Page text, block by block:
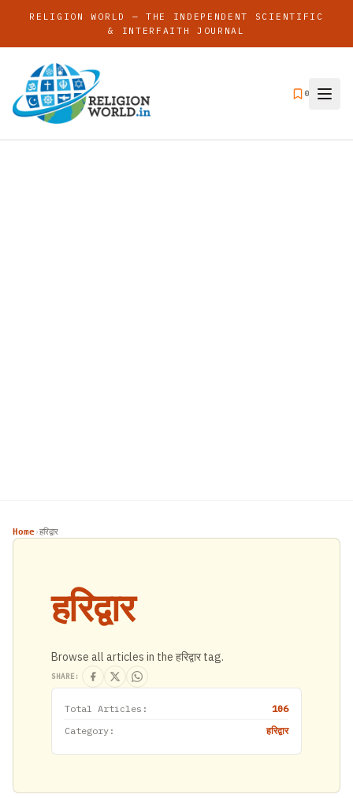
RELIGION WORLD — THE INDEPENDENT SCIENTIFIC
& INTERFAITH JOURNAL
0
Home›हरिद्वार
हरिद्वार
Browse all articles in the हरिद्वार tag.
SHARE:
Total Articles:
106
Category:
हरिद्वार